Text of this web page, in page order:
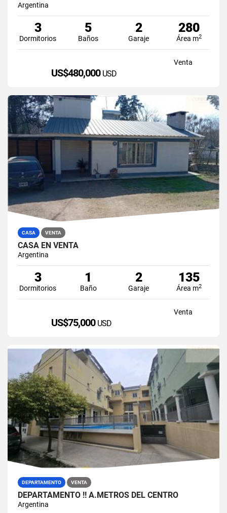
Argentina
3
Dormitorios
5
Baños
2
Garaje
280
Área m2
Venta
US$480,000 USD
CASA VENTA
CASA EN VENTA
Argentina
3
Dormitorios
1
Baño
2
Garaje
135
Área m2
Venta
US$75,000 USD
DEPARTAMENTO VENTA
DEPARTAMENTO !! A.METROS DEL CENTRO
Argentina